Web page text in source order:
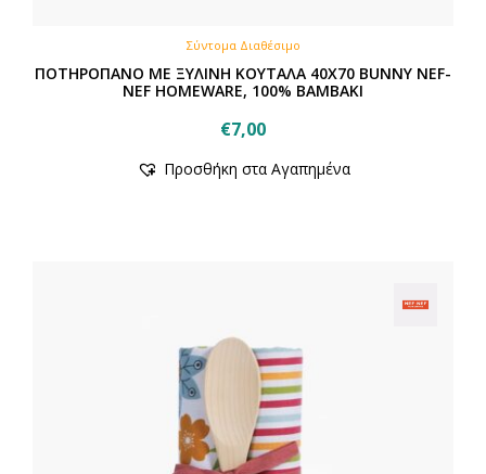
Σύντομα Διαθέσιμο
ΠΟΤΗΡΟΠΑΝΟ ΜΕ ΞΥΛΙΝΗ ΚΟΥΤΑΛΑ 40X70 BUNNY NEF-
NEF HOMEWARE, 100% BAMBAKI
€7,00
Προσθήκη στα Αγαπημένα